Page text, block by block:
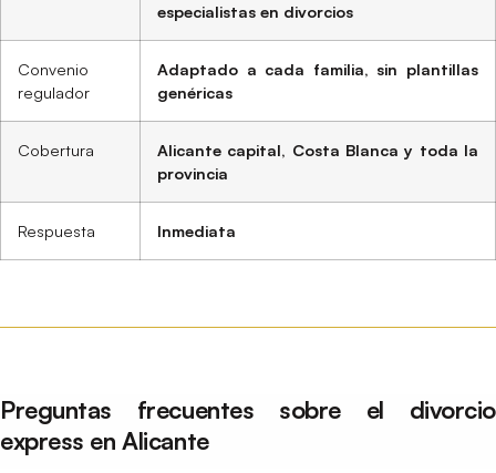
especialistas en divorcios
Convenio
regulador
Adaptado a cada familia, sin plantillas
genéricas
Cobertura
Alicante capital, Costa Blanca y toda la
provincia
Respuesta Inmediata
Preguntas frecuentes sobre el divorcio
express en Alicante